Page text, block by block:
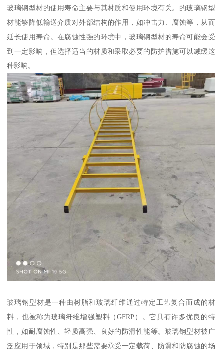
玻璃钢型材的使用寿命主要与其材质和使用环境有关。的玻璃钢型
材能够降低输送介质对外部结构的作用，如冲击力、腐蚀等，从而
延长使用寿命。在腐蚀性强的环境中，玻璃钢型材的寿命可能会受
到一定影响，但选择适当的材质和采取必要的防护措施可以减缓这
种影响。
玻璃钢型材是一种由树脂和玻璃纤维通过特定工艺复合而成的材
料，也被称为玻璃纤维增强塑料（GFRP）。它具有许多优良的特
性，如耐腐蚀性、轻质高强、良好的防滑性能等。玻璃钢型材被广
泛应用于领域，特别是那些需要承受一定载荷、防滑和防腐蚀的场